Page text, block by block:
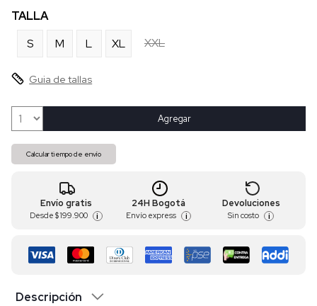
TALLA
S
M L XL XXL
Guia de tallas
Agregar
Calcular tiempo de envío
Envío gratis
Desde $ 199.900 i
24H Bogotá
Envío express i
Devoluciones
Sin costo i
Descripción